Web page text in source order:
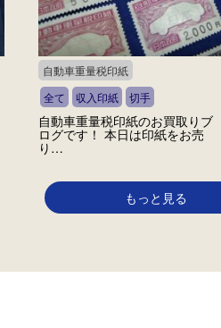
自動車重量税印紙
全て
収入印紙 切手
自動車重量税印紙のお買取りブ
ログです！ 本日は印紙をお売
り…
もっと見る